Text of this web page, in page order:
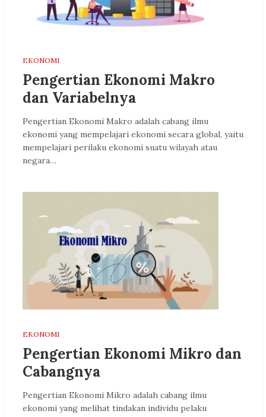
EKONOMI
Pengertian Ekonomi Makro
dan Variabelnya
Pengertian Ekonomi Makro adalah cabang ilmu
ekonomi yang mempelajari ekonomi secara global, yaitu
mempelajari perilaku ekonomi suatu wilayah atau
negara…
EKONOMI
Pengertian Ekonomi Mikro dan
Cabangnya
Pengertian Ekonomi Mikro adalah cabang ilmu
ekonomi yang melihat tindakan individu pelaku